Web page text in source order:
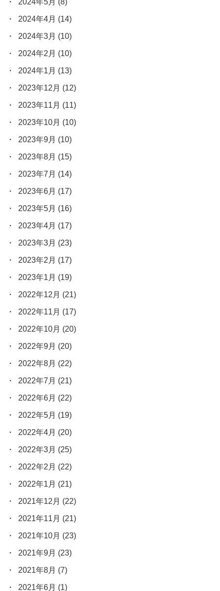
2024年5月 (8)
2024年4月 (14)
2024年3月 (10)
2024年2月 (10)
2024年1月 (13)
2023年12月 (12)
2023年11月 (11)
2023年10月 (10)
2023年9月 (10)
2023年8月 (15)
2023年7月 (14)
2023年6月 (17)
2023年5月 (16)
2023年4月 (17)
2023年3月 (23)
2023年2月 (17)
2023年1月 (19)
2022年12月 (21)
2022年11月 (17)
2022年10月 (20)
2022年9月 (20)
2022年8月 (22)
2022年7月 (21)
2022年6月 (22)
2022年5月 (19)
2022年4月 (20)
2022年3月 (25)
2022年2月 (22)
2022年1月 (21)
2021年12月 (22)
2021年11月 (21)
2021年10月 (23)
2021年9月 (23)
2021年8月 (7)
2021年6月 (1)